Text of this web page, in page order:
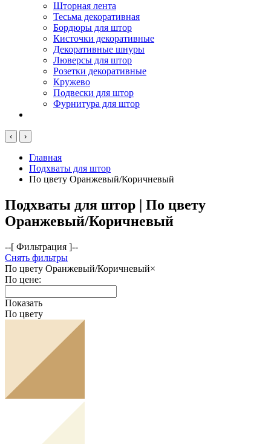
Шторная лента
Тесьма декоративная
Бордюры для штор
Кисточки декоративные
Декоративные шнуры
Люверсы для штор
Розетки декоративные
Кружево
Подвески для штор
Фурнитура для штор
‹ ›
Главная
Подхваты для штор
По цвету Оранжевый/Коричневый
Подхваты для штор | По цвету
Оранжевый/Коричневый
--[ Фильтрация ]--
Снять фильтры
По цвету Оранжевый/Коричневый×
По цене:
Показать
По цвету